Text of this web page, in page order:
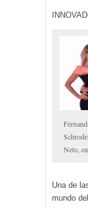
Neto,
Una de
mundo